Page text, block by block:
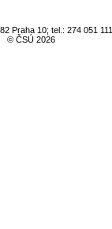
Praha 10; tel.: 274 051
© ČSÚ 2026